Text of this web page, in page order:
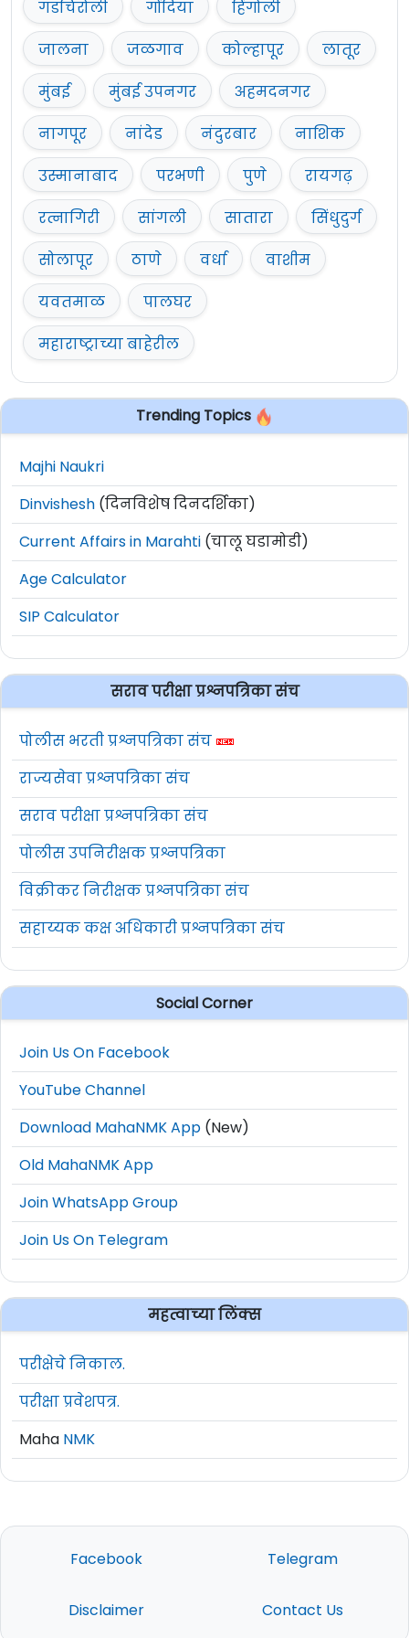
गडचिरोली
गोंदिया
हिंगोली
जालना
जळगाव कोल्हापूर
लातूर
मुंबई
मुंबई उपनगर
अहमदनगर
नागपूर
नांदेड नंदुरबार
नाशिक
उस्मानाबाद
परभणी पुणे
रायगढ़
रत्नागिरी
सांगली सातारा
सिंधुदुर्ग
सोलापूर
ठाणे वर्धा
वाशीम
यवतमाळ
पालघर
महाराष्ट्राच्या बाहेरील
Trending Topics
Majhi Naukri
Dinvishesh (दिनविशेष दिनदर्शिका)
Current Affairs in Marahti (चालू घडामोडी)
Age Calculator
SIP Calculator
सराव परीक्षा प्रश्नपत्रिका संच
पोलीस भरती प्रश्नपत्रिका संच
राज्यसेवा प्रश्नपत्रिका संच
सराव परीक्षा प्रश्नपत्रिका संच
पोलीस उपनिरीक्षक प्रश्नपत्रिका
विक्रीकर निरीक्षक प्रश्नपत्रिका संच
सहाय्यक कक्ष अधिकारी प्रश्नपत्रिका संच
Social Corner
Join Us On Facebook
YouTube Channel
Download MahaNMK App (New)
Old MahaNMK App
Join WhatsApp Group
Join Us On Telegram
महत्वाच्या लिंक्स
परीक्षेचे निकाल.
परीक्षा प्रवेशपत्र.
Maha NMK
Facebook Telegram
Disclaimer Contact Us